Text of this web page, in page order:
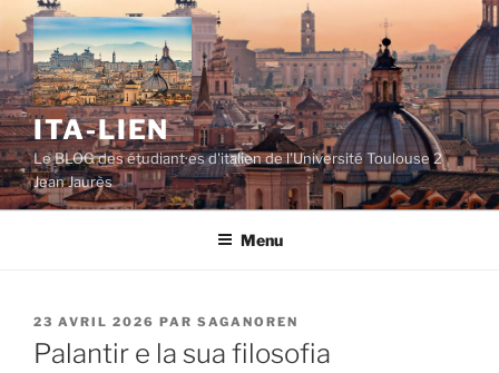
Aller
au
contenu
principal
ITA-LIEN
Le BLOG des étudiant·es d'italien de l'Université Toulouse 2
Jean Jaurès
Menu
PUBLIÉ
LE
23 AVRIL 2026 PAR SAGANOREN
Palantir e la sua filosofia